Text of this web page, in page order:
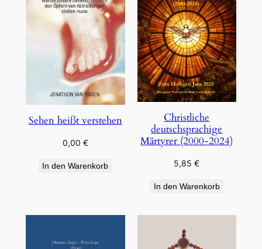
Sehen heißt verstehen
0,00 €
In den Warenkorb
Christliche
deutschsprachige
Märtyrer (2000-2024)
5,85€
In den Warenkorb